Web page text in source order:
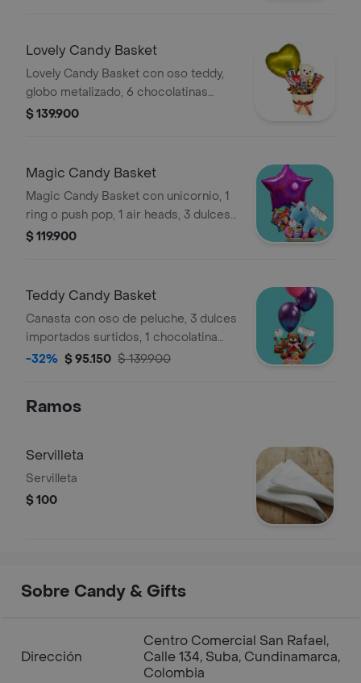
Lovely Candy Basket
Lovely Candy Basket con oso teddy,
globo metalizado, 6 chocolatinas
surtidas y 3 bombones Ferrero
$ 139.900
Magic Candy Basket
Magic Candy Basket con unicornio, 1
ring o push pop, 1 air heads, 3 dulces
surtidos mini, 1 chicle surtido
variar según disponibilidad.
$ 119.900
Teddy Candy Basket
Canasta con oso de peluche, 3 dulces
importados surtidos, 1 chocolatina
importada y 3 globos de helio. La
-32% $ 95.150 $ 139.900
Ramos
Servilleta
Servilleta
$ 100
Sobre Candy & Gifts
Dirección
Centro Comercial San Rafael,
Calle 134, Suba, Cundinamarca,
Colombia